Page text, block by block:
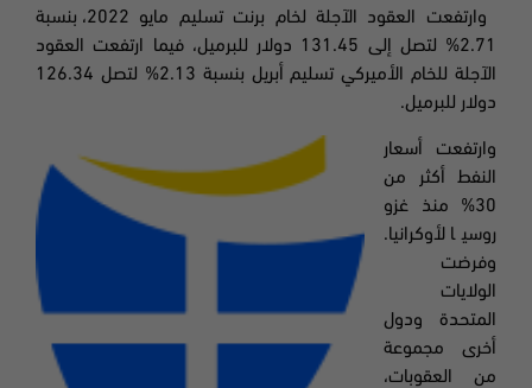
وارتفعت العقود الآجلة لخام برنت تسليم مايو 2022، بنسبة
2.71% لتصل إلى 131.45
دولار للبرميل، فيما ارتفعت العقود
الآجلة للخام الأميركي تسليم أبريل بنسبة 2.13% لتصل 126.34
دولار للبرميل.
وارتفعت أسعار
النفط أكثر من
30% منذ غزو
روسيا لأوكرانيا.
وفرضت
الولايات
المتحدة ودول
أخرى مجموعة
من العقوبات،